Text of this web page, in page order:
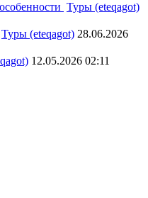
Туры (eteqagot)
Туры (eteqagot) 28.06.2026
12.05.2026 02:11